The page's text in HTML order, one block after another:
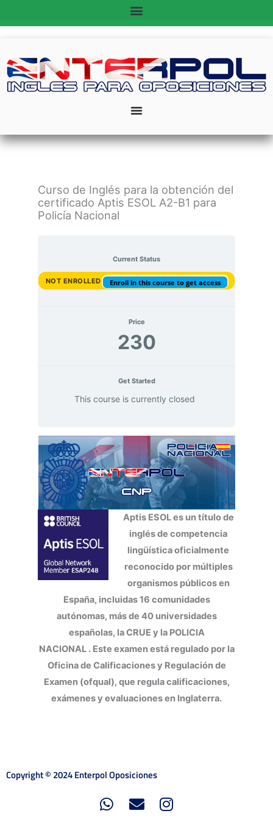
al
Curso de Inglés para la obtención del
certificado Aptis ESOL A2-B1 para
Policía Nacional
Current Status
NOT ENROLLED Enroll in this course to get access
Price
230
Get Started
This course is currently closed
Aptis ESOL es un título de
inglés de competencia
lingüística oficialmente
reconocido por múltiples
organismos públicos en
España, incluidas 16 comunidades
autónomas, más de 40 universidades
españolas, la CRUE y la POLICIA
NACIONAL . Este examen está regulado por la
Oficina de Calificaciones y Regulación de
Examen (ofqual), que regula calificaciones,
exámenes y evaluaciones en Inglaterra.
Copyright © 2024 Enterpol Oposiciones
W
h
E
n
I
n